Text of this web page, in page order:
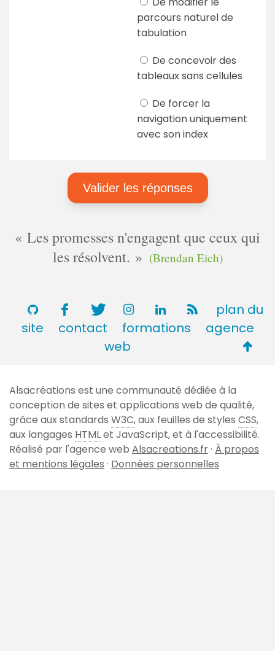
parcours naturel de
tabulation
De concevoir des
tableaux sans cellules
De forcer la
navigation uniquement
avec son index
Les promesses n'engagent que ceux qui
les résolvent.
(Brendan Eich)
plan du
site
contact formations
agence
web
de
page
Alsacréations est une communauté dédiée à la
conception de sites et applications web de qualité,
grâce aux standards W3C, aux feuilles de styles CSS,
aux langages HTMLet JavaScript, et à l'accessibilité.
Réalisé par l'agence web Alsacreations.fr· À propos
et mentions légales · Données personnelles